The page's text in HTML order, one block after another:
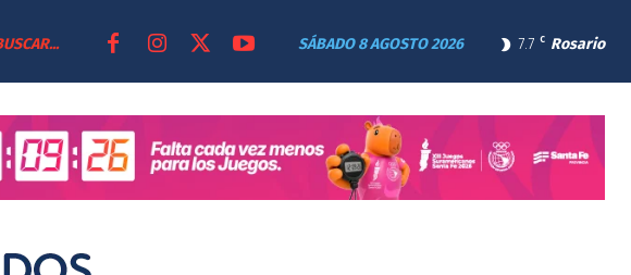
7.7 C Rosario
SÁBADO 8 AGOSTO 2026